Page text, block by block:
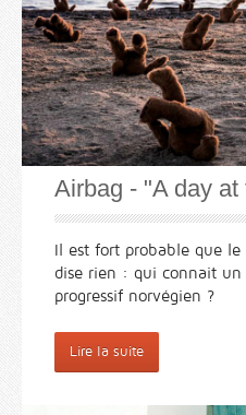
Airbag - "A day at
Il est fort probable que
dise rien : qui connait un
progressif norvégien ?
Lire la suite